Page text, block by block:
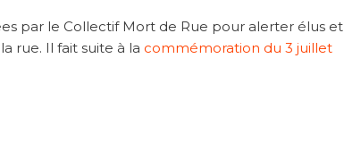
par le Collectif Mort de Rue pour alerter élus et
rue. Il fait suite à la commémoration du 3 juillet